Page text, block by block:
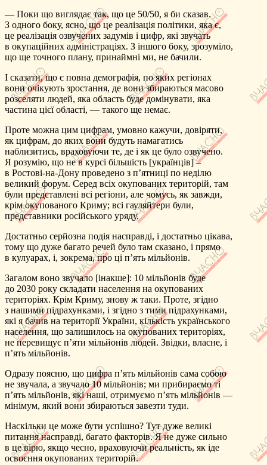
— Поки що виглядає так, що це 50/50, я би сказав.
З одного боку, ясно, що це реалізація політики, яка є,
це реалізація озвучених задумів і цифр, які звучать
в окупаційних адміністраціях. З іншого боку, зрозуміло,
що ще точного плану, принаймні ми, не бачили.
І сказати, що є повна демографія, по яких регіонах
вони очікують зростання, де вони збираються масово
розселяти людей, яка область буде домінувати, яка
частина цієї області, — такого ще немає.
Проте можна цим цифрам, умовно кажучи, довіряти,
як цифрам, до яких вони будуть намагатись
наблизитись, враховуючи те, де і як це було озвучено.
Я розумію, що не в курсі більшість [українців] –
в Ростові-на-Дону проведено з п’ятниці по неділю
великий форум. Серед всіх окупованих територій, там
були представлені всі регіони, але чомусь, як завжди,
крім окупованого Криму; всі гауляйтери були,
представники російського уряду.
Достатньо серйозна подія насправді, і достатньо цікава,
тому що дуже багато речей було там сказано, і прямо
в кулуарах, і, зокрема, про ці п’ять мільйонів.
Загалом воно звучало [інакше]: 10 мільйонів буде
до 2030 року складати населення на окупованих
територіях. Крім Криму, знову ж таки. Проте, згідно
з нашими підрахунками, і згідно з тими підрахунками,
які я бачив на території України, кількість українського
населення, що залишилось на окупованих територіях,
не перевищує п’яти мільйонів людей. Звідки, власне, і
п’ять мільйонів.
Одразу поясню, що цифра п’ять мільйонів сама собою
не звучала, а звучало 10 мільйонів; ми прибираємо ті
п’ять мільйонів, які наші, отримуємо п’ять мільйонів —
мінімум, який вони збираються завезти туди.
Наскільки це може бути успішно? Тут дуже великі
питання насправді, багато факторів. Я не дуже сильно
в це вірю, якщо чесно, враховуючи реальність, як іде
освоєння окупованих територій.